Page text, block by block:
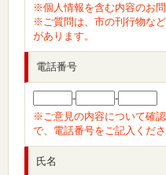
※個人情報を含む内容のお
※ご質問は、市の刊行物な
があります。
電話番号
-
-
※ご意見の内容について確
で、電話番号をご記入くださ
氏名